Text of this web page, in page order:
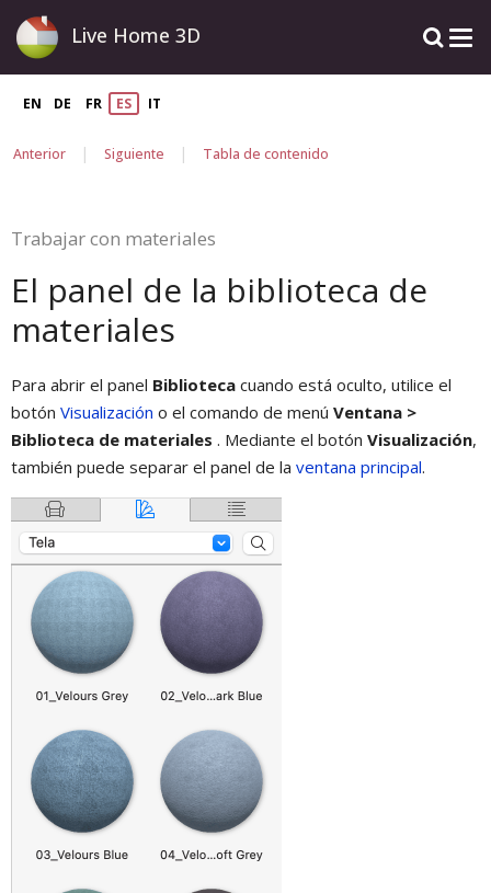
Live Home 3D
EN DE FR ES IT
Anterior | Siguiente | Tabla de contenido
Trabajar con materiales
El panel de la biblioteca de
materiales
Para abrir el panel Biblioteca cuando está oculto, utilice el
botón Visualización o el comando de menú Ventana >
Biblioteca de materiales . Mediante el botón Visualización,
también puede separar el panel de la ventana principal.